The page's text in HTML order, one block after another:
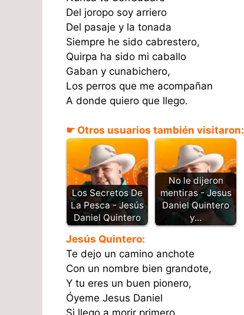
Del joropo soy arriero
Del pasaje y la tonada
Siempre he sido cabrestero,
Quirpa ha sido mi caballo
Gaban y cunabichero,
Los perros que me acompañan
A donde quiero que llego.
☛ Otros usuarios también visitaron:
Los Secretos De
La Pesca - Jesús
Daniel Quintero
No le dijeron
mentiras - Jesus
Daniel Quintero
y…
Jesús Quintero:
Te dejo un camino anchote
Con un nombre bien grandote,
Y tu eres un buen pionero,
Óyeme Jesus Daniel
Si llego a morir primero,